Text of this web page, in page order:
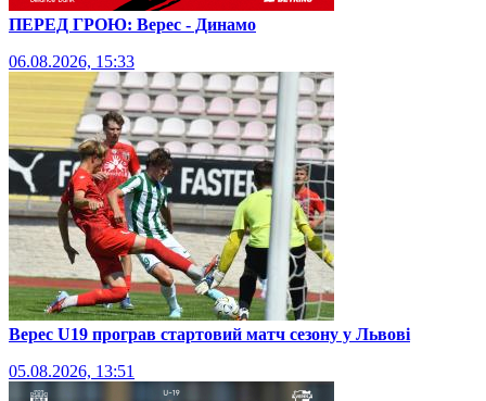
ПЕРЕД ГРОЮ: Верес - Динамо
06.08.2026, 15:33
Верес U19 програв стартовий матч сезону у Львові
05.08.2026, 13:51